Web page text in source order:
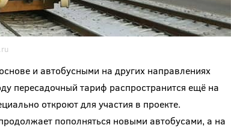
и автобусными на других направлениях
пересадочный тариф распространится ещё на
откроют для участия в проекте.
пополняться новыми автобусами, а на